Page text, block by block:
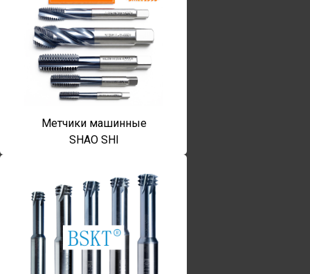
Метчики машинные
SHAO SHI